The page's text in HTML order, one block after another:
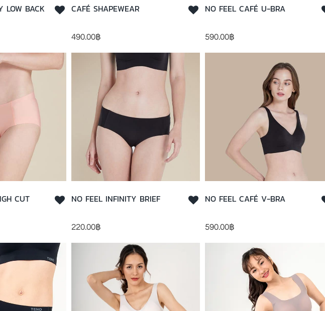
LOW BACK
CAFÉ SHAPEWEAR
490.00฿
NO FEEL CAFÉ U-BRA
590.00฿
NO FEEL INFINITY BRIEF
220.00฿
NO FEEL CAFÉ V-BRA
590.00฿